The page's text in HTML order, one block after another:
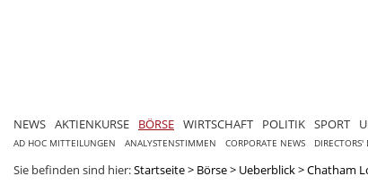
NEWS AKTIENKURSE BÖRSE WIRTSCHAFT POLITIK SPORT
AD HOC MITTEILUNGEN ANALYSTENSTIMMEN CORPORATE NEWS DIRECTORS'
Sie befinden sind hier:Startseite> Börse> Ueberblick>Chatham